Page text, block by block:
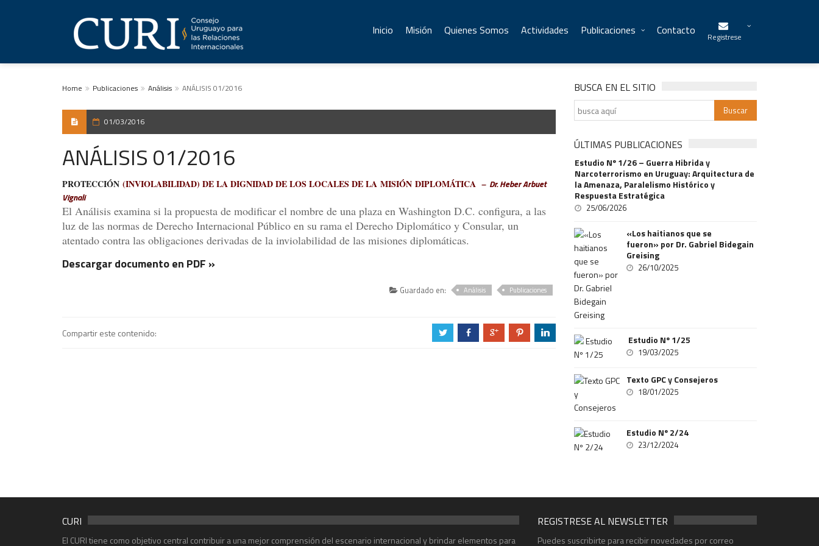
Inicio Misión Quienes Somos Actividades Publicaciones Contacto Registrese
Home Publicaciones Análisis ANÁLISIS 01/2016
01/03/2016
ANÁLISIS 01/2016
PROTECCIÓN (INVIOLABILIDAD) DE LA DIGNIDAD DE LOS LOCALES DE LA MISIÓN DIPLOMÁTICA– Dr. Heber Arbuet
Vignali
El Análisis examina si la propuesta de modificar el nombre de una plaza en Washington D.C. configura, a las
luz de las normas de Derecho Internacional Público en su rama el Derecho Diplomático y Consular, un
atentado contra las obligaciones derivadas de la inviolabilidad de las misiones diplomáticas.
Descargar documento en PDF »
Guardado en: Análisis Publicaciones
Compartir este contenido: a b c d j
BUSCA EN EL SITIO
ÚLTIMAS PUBLICACIONES
Estudio Nº 1/26 – Guerra Hibrida y
Narcoterrorismo en Uruguay: Arquitectura de
la Amenaza, Paralelismo Histórico y
Respuesta Estratégica
25/06/2026
«Los haitianos que se
fueron» por Dr. Gabriel Bidegain
Greising
26/10/2025
Estudio Nº 1/25
19/03/2025
Texto GPC y Consejeros
18/01/2025
Estudio Nº 2/24
23/12/2024
CURI
El CURI tiene como objetivo central contribuir a una mejor comprensión del escenario internacional y brindar elementos para
REGISTRESE AL NEWSLETTER
Puedes suscribirte para recibir novedades por correo